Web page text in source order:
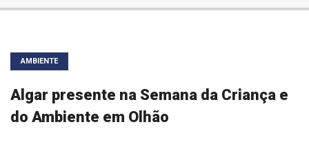
AMBIENTE
Algar presente na Semana da Criança e
do Ambiente em Olhão